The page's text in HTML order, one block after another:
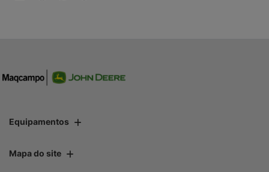
Equipamentos
Mapa do site